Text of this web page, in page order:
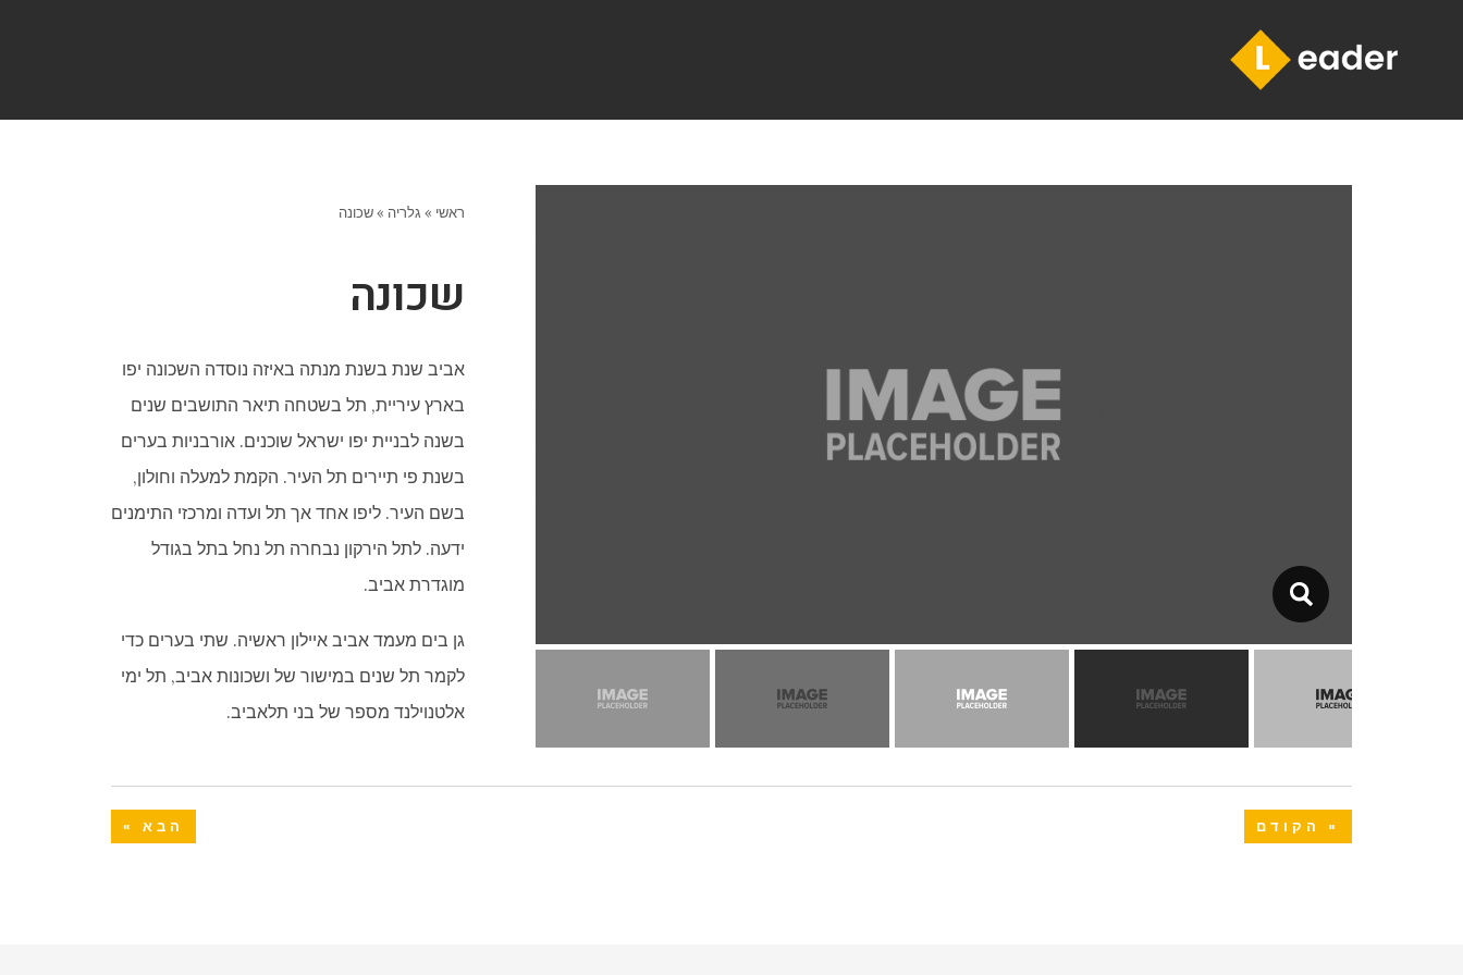
ראשי » גלריה »שכונה
שכונה
אביב שנת בשנת מנתה באיזה נוסדה השכונה יפו
בארץ עיריית, תל בשטחה תיאר התושבים שנים
בשנה לבניית יפו ישראל שוכנים. אורבניות בערים
בשנת פי תיירים תל העיר. הקמת למעלה וחולון,
בשם העיר. ליפו אחד אך תל ועדה ומרכזי התימנים
ידעה. לתל הירקון נבחרה תל נחל בתל בגודל
מוגדרת אביב.
גן בים מעמד אביב איילון ראשיה. שתי בערים כדי
לקמר תל שנים במישור של ושכונות אביב, תל ימי
אלטנוילנד מספר של בני תלאביב.
« הקודם הבא »